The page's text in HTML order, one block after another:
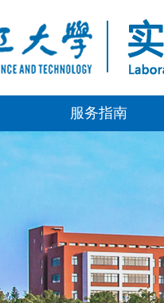
服务指南